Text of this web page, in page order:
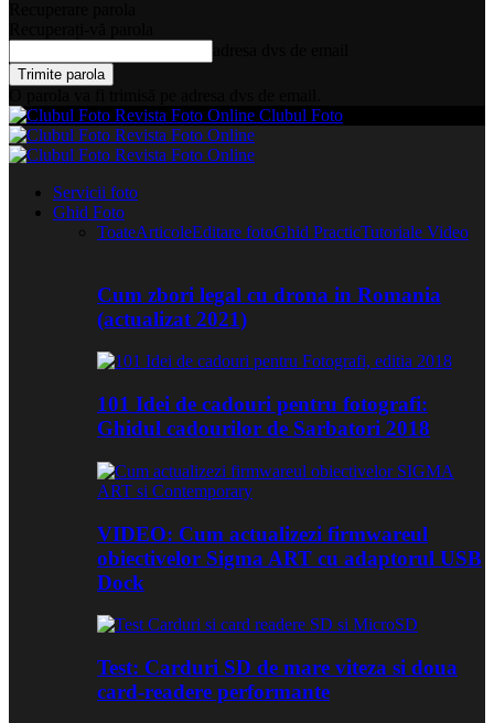
Clubul Foto
Servicii foto
Ghid Foto
ToateArticoleEditare fotoGhid PracticTutoriale Video
Cum zbori legal cu drona in Romania
(actualizat 2021)
101 Idei de cadouri pentru fotografi:
Ghidul cadourilor de Sarbatori 2018
VIDEO: Cum actualizezi firmwareul
obiectivelor Sigma ART cu adaptorul USB
Dock
Test: Carduri SD de mare viteza si doua
card-readere performante